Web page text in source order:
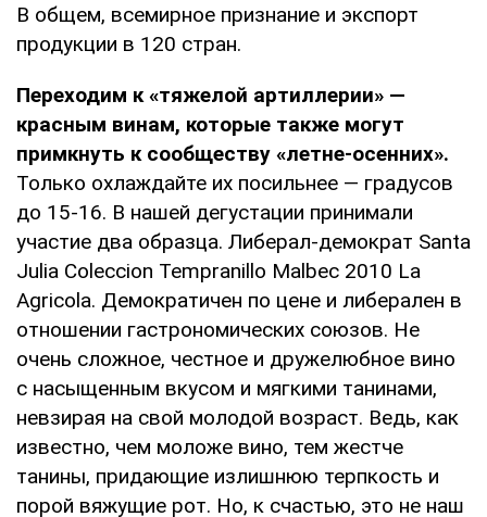
В общем, всемирное признание и экспорт
продукции в 120 стран.
Переходим к «тяжелой артиллерии» —
красным винам, которые также могут
примкнуть к сообществу «летне-осенних».
Только охлаждайте их посильнее — градусов
до 15-16. В нашей дегустации принимали
участие два образца. Либерал-демократ Santa
Julia Coleccion Tempranillo Malbec 2010 La
Agricola. Демократичен по цене и либерален в
отношении гастрономических союзов. Не
очень сложное, честное и дружелюбное вино
с насыщенным вкусом и мягкими танинами,
невзирая на свой молодой возраст. Ведь, как
известно, чем моложе вино, тем жестче
танины, придающие излишнюю терпкость и
порой вяжущие рот. Но, к счастью, это не наш